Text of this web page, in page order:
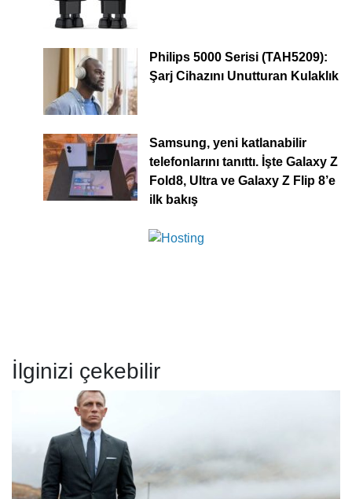
Philips 5000 Serisi (TAH5209):
Şarj Cihazını Unutturan Kulaklık
Samsung, yeni katlanabilir
telefonlarını tanıttı. İşte Galaxy Z
Fold8, Ultra ve Galaxy Z Flip 8’e
ilk bakış
İlginizi çekebilir